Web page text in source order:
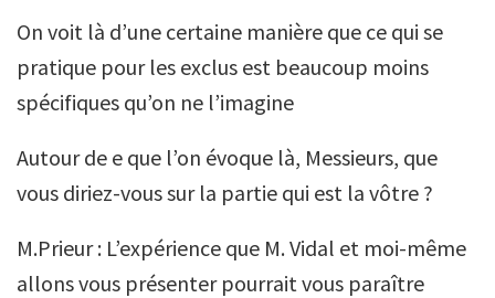
On voit là d’une certaine manière que ce qui se
pratique pour les exclus est beaucoup moins
spécifiques qu’on ne l’imagine
Autour de e que l’on évoque là, Messieurs, que
vous diriez-vous sur la partie qui est la vôtre ?
M.Prieur : L’expérience que M. Vidal et moi-même
allons vous présenter pourrait vous paraître